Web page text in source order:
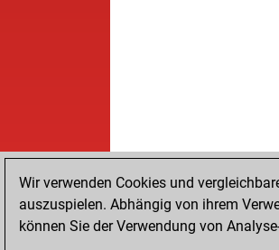
Wir verwenden Cookies und
auszuspielen. Abhängig von ihrem
können Sie der Verwendung von